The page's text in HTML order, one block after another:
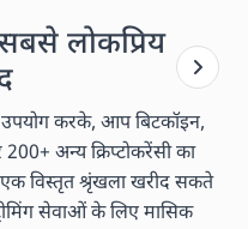
लोकप्रिय
उपयोग करके, आप बिटकॉइन,
अन्य क्रिप्टोकरेंसी का
विस्तृत श्रृंखला खरीद सकते
सेवाओं के लिए मासिक